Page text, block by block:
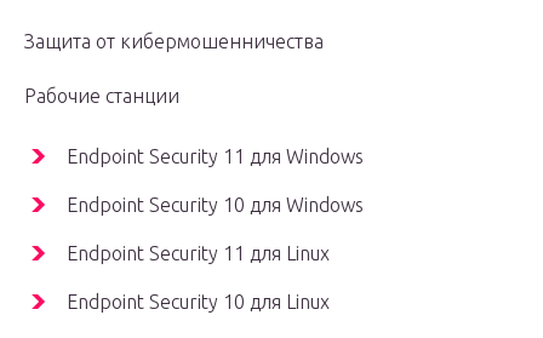
Защита от кибермошенничества
Рабочие станции
Endpoint Security 11 для Windows
Endpoint Security 10 для Windows
Endpoint Security 11 для Linux
Endpoint Security 10 для Linux